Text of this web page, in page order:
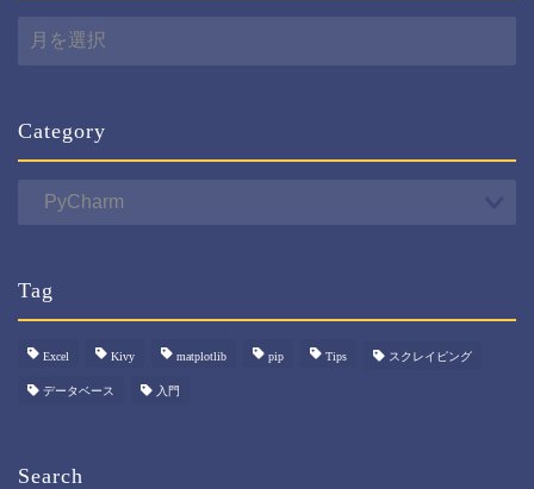
Category
Tag
Excel Kivy matplotlib pip Tips スクレイピング
データベース 入門
Search